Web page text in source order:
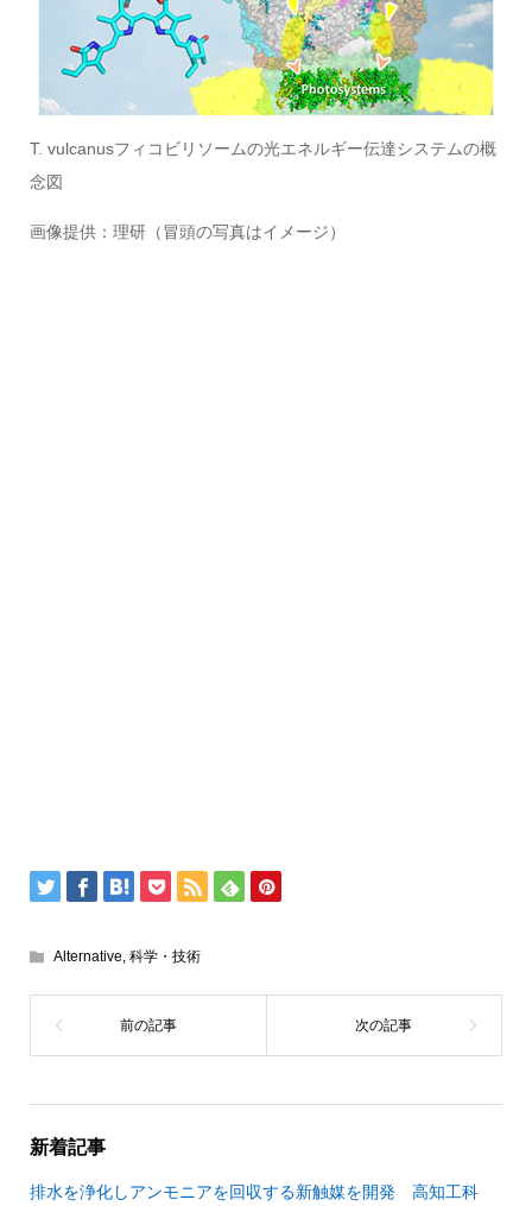
T. vulcanusフィコビリソームの光エネルギー伝達システムの概
念図
画像提供：理研（冒頭の写真はイメージ）
Alternative 科学・技術
新着記事
排水を浄化しアンモニアを回収する新触媒を開発 高知工科